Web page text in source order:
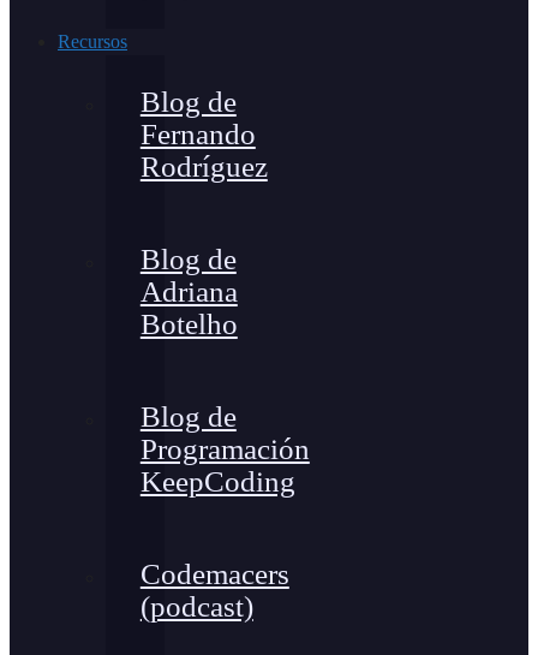
Recursos
Blog de
Fernando
Rodríguez
Blog de
Adriana
Botelho
Blog de
Programación
KeepCoding
Codemacers
(podcast)